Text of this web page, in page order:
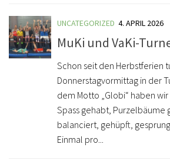
UNCATEGORIZED 4. APRIL 2026
MuKi und VaKi-
Schon seit den Herbstferien
Donnerstagvormittag in der
dem Motto „Globi“ haben
Spass gehabt, Purzelbäume
balanciert, gehüpft,
Einmal pro...